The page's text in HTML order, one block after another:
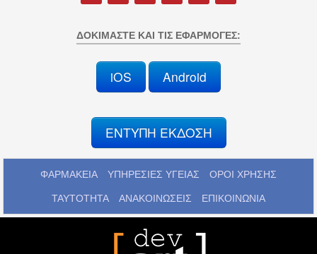
ΔΟΚΙΜΆΣΤΕ ΚΑΙ ΤΙΣ ΕΦΑΡΜΟΓΈΣ:
iOS Android
ΕΝΤΥΠΗ ΕΚΔΟΣΗ
ΦΑΡΜΑΚΕΙΑ ΥΠΗΡΕΣΙΕΣ ΥΓΕΙΑΣ ΟΡΟΙ ΧΡΗΣΗΣ
ΤΑΥΤΟΤΗΤΑ ΑΝΑΚΟΙΝΩΣΕΙΣ ΕΠΙΚΟΙΝΩΝΙΑ